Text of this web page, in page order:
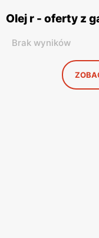
Olej r - oferty z
Brak wyników